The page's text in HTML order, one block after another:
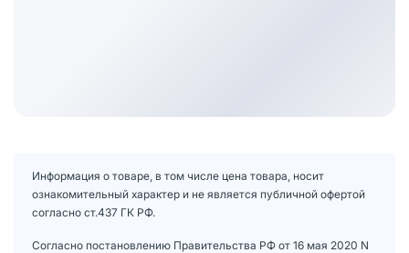
Информация о товаре, в том числе цена товара, носит
ознакомительный характер и не является публичной офертой
согласно ст.437 ГК РФ.
Согласно постановлению Правительства РФ от 16 мая 2020 N